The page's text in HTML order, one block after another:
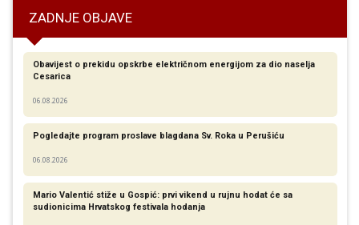
ZADNJE OBJAVE
Obavijest o prekidu opskrbe električnom energijom za dio naselja
Cesarica
06.08.2026
Pogledajte program proslave blagdana Sv. Roka u Perušiću
06.08.2026
Mario Valentić stiže u Gospić: prvi vikend u rujnu hodat će sa
sudionicima Hrvatskog festivala hodanja